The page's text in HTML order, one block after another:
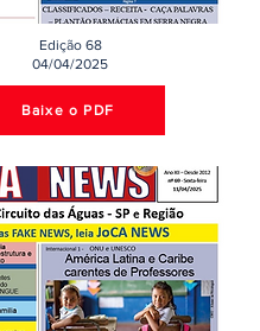
Edição 68
04/04/2025
Baixe o PDF